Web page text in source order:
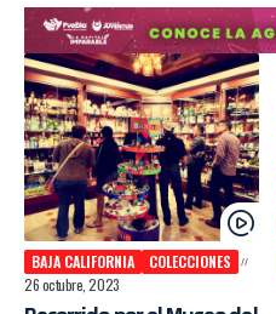
BAJA CALIFORNIA
COLECCIONES
26 octubre, 2023